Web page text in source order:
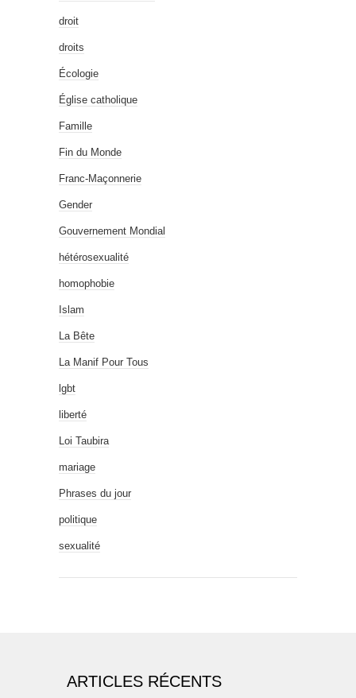
droit
droits
Écologie
Église catholique
Famille
Fin du Monde
Franc-Maçonnerie
Gender
Gouvernement Mondial
hétérosexualité
homophobie
Islam
La Bête
La Manif Pour Tous
lgbt
liberté
Loi Taubira
mariage
Phrases du jour
politique
sexualité
ARTICLES RÉCENTS